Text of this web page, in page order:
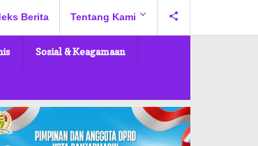
Berita Tentang Kami
Sosial & Keagamaan